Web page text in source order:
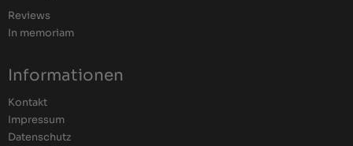
Reviews
In memoriam
Informationen
Kontakt
Impressum
Datenschutz